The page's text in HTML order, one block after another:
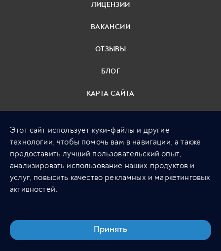
ЛИЦЕНЗИИ
ВАКАНСИИ
ОТЗЫВЫ
БЛОГ
КАРТА САЙТА
КОНФИДЕНЦИАЛЬНОСТИ
+ 7 (495) 789 20 05
Дом 3, Стр. 4
Этот сайт использует куки-файлы и другие
технологии, чтобы помочь вам в навигации, а также
предоставить лучший пользовательский опыт,
анализировать использование наших продуктов и
услуг, повысить качество рекламных и маркетинговых
активностей.
Принять